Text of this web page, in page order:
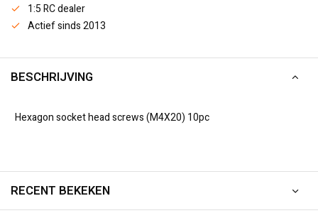
1:5 RC dealer
Actief sinds 2013
BESCHRIJVING
Hexagon socket head screws (M4X20) 10pc
RECENT BEKEKEN